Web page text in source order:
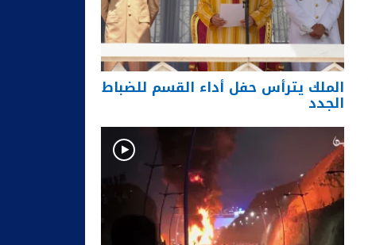
الملك يترأس حفل أداء القسم للضباط
الجدد